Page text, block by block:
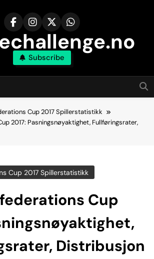
Subscribe
Cup 2017 Spillerstatistikk
2017: Pasningsnøyaktighet, Fullføringsrater,
Cup 2017 Spillerstatistikk
Cup
Distribusjon